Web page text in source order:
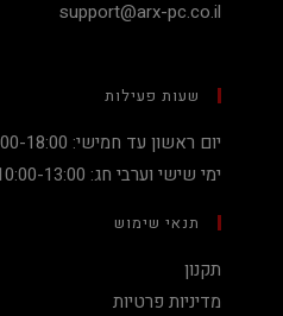
support@arx-pc.co.il
שעות פעילות
יום ראשון עד חמישי: 10:00-18:00
ימי שישי וערבי חג: 10:00-13:00
תנאי שימוש
תקנון
מדיניות פרטיות